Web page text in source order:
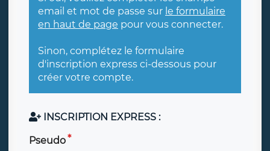
email et mot de passe sur le formulaire
en haut de page pour vous connecter.
Sinon, complétez le formulaire
d'inscription express ci-dessous pour
créer votre compte.
INSCRIPTION EXPRESS :
Pseudo